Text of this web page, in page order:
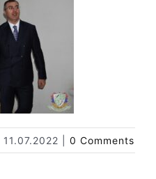
сайта
11.07.2022 0 Comments